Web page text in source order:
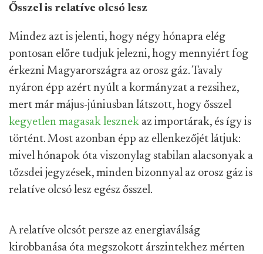
Ősszel is relatíve olcsó lesz
Mindez azt is jelenti, hogy négy hónapra elég
pontosan előre tudjuk jelezni, hogy mennyiért fog
érkezni Magyarországra az orosz gáz. Tavaly
nyáron épp azért nyúlt a kormányzat a rezsihez,
mert már május-júniusban látszott, hogy ősszel
kegyetlen magasak lesznek az importárak, és így is
történt. Most azonban épp az ellenkezőjét látjuk:
mivel hónapok óta viszonylag stabilan alacsonyak a
tőzsdei jegyzések, minden bizonnyal az orosz gáz is
relatíve olcsó lesz egész ősszel.
A relatíve olcsót persze az energiaválság
kirobbanása óta megszokott árszintekhez mérten